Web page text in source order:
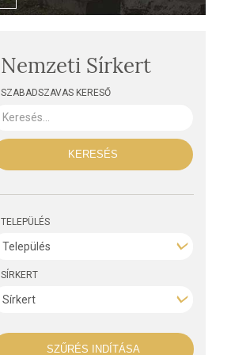
Nemzeti Sírkert
SZABADSZAVAS KERESŐ
KERESÉS
TELEPÜLÉS
SÍRKERT
SZŰRÉS INDÍTÁSA